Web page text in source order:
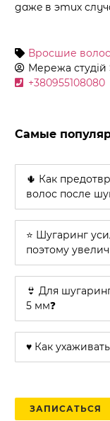
даже в этих
Вросшие
Мережа студій
+380955108080
Самые
🌵 Как
волос после
⭐ Шугаринг
поэтому
👙 Для
5 мм❓
♥️ Как
ЗАПИСАТЬСЯ